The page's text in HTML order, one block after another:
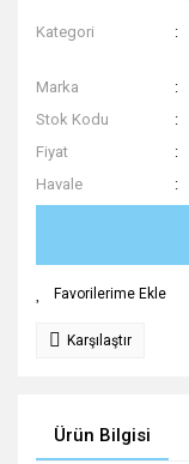
Kategori
Marka
Stok Kodu
Fiyat
Havale
Karşılaştır
Ürün Bilgisi